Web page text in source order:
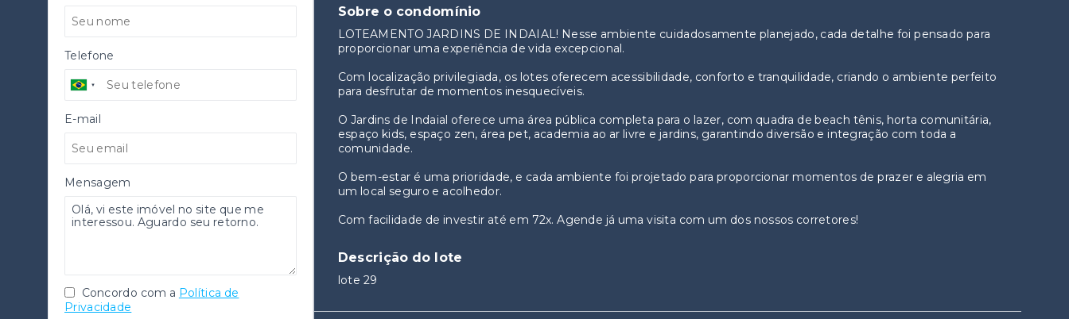
Sobre o condomínio
LOTEAMENTO JARDINS DE INDAIAL! Nesse ambiente cuidadosamente planejado, cada detalhe foi pensado para
proporcionar uma experiência de vida excepcional.
Com localização privilegiada, os lotes oferecem acessibilidade, conforto e tranquilidade, criando o ambiente perfeito
para desfrutar de momentos inesquecíveis.
O Jardins de Indaial oferece uma área pública completa para o lazer, com quadra de beach tênis, horta comunitária,
espaço kids, espaço zen, área pet, academia ao ar livre e jardins, garantindo diversão e integração com toda a
comunidade.
O bem-estar é uma prioridade, e cada ambiente foi projetado para proporcionar momentos de prazer e alegria em
um local seguro e acolhedor.
Com facilidade de investir até em 72x. Agende já uma visita com um dos nossos corretores!
Descrição do lote
lote 29
Telefone
E-mail
Mensagem
Concordo com a Política de
Privacidade